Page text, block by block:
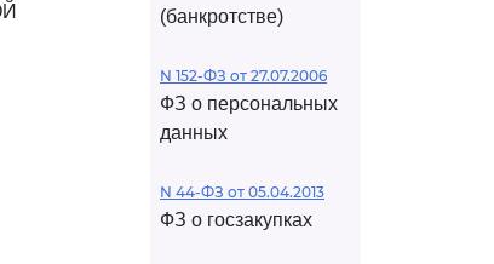
(банкротстве)
N 152-ФЗ от 27.07.2006
ФЗ о персональных
данных
N 44-ФЗ от 05.04.2013
ФЗ о госзакупках